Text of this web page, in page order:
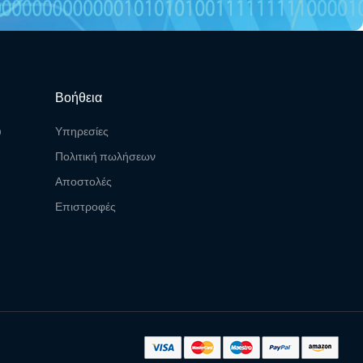
Βοήθεια
Υπηρεσίες
Πολιτική πωλήσεων
Αποστολές
Επιστροφές